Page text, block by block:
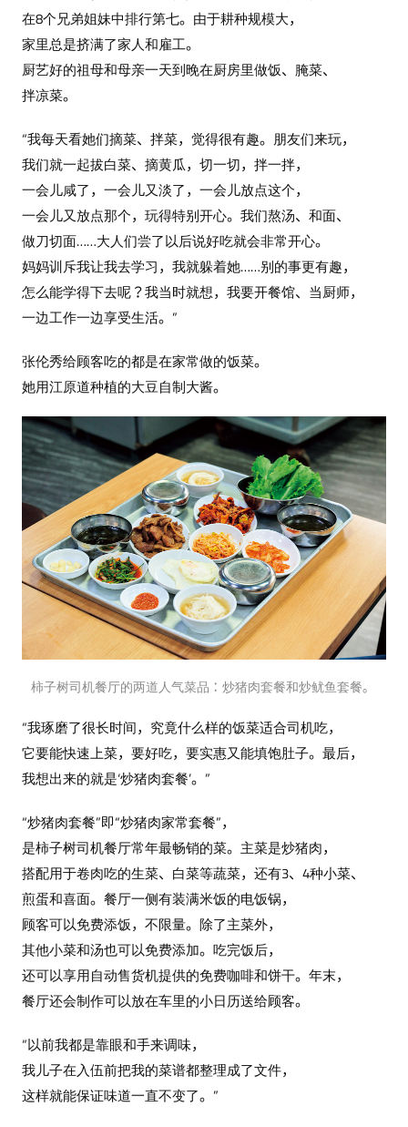
在8个兄弟姐妹中排行第七。由于耕种规模大，
家里总是挤满了家人和雇工。
厨艺好的祖母和母亲一天到晚在厨房里做饭、腌菜、
拌凉菜。
“我每天看她们摘菜、拌菜，觉得很有趣。朋友们来玩，
我们就一起拔白菜、摘黄瓜，切一切，拌一拌，
一会儿咸了，一会儿又淡了，一会儿放点这个，
一会儿又放点那个，玩得特别开心。我们熬汤、和面、
做刀切面……大人们尝了以后说好吃就会非常开心。
妈妈训斥我让我去学习，我就躲着她……别的事更有趣，
怎么能学得下去呢？我当时就想，我要开餐馆、当厨师，
一边工作一边享受生活。”
张伦秀给顾客吃的都是在家常做的饭菜。
她用江原道种植的大豆自制大酱。
柿子树司机餐厅的两道人气菜品：炒猪肉套餐和炒鱿鱼套餐。
“我琢磨了很长时间，究竟什么样的饭菜适合司机吃，
它要能快速上菜，要好吃，要实惠又能填饱肚子。最后，
我想出来的就是‘炒猪肉套餐’。”
“炒猪肉套餐”即“炒猪肉家常套餐”，
是柿子树司机餐厅常年最畅销的菜。主菜是炒猪肉，
搭配用于卷肉吃的生菜、白菜等蔬菜，还有3、4种小菜、
煎蛋和喜面。餐厅一侧有装满米饭的电饭锅，
顾客可以免费添饭，不限量。除了主菜外，
其他小菜和汤也可以免费添加。吃完饭后，
还可以享用自动售货机提供的免费咖啡和饼干。年末，
餐厅还会制作可以放在车里的小日历送给顾客。
“以前我都是靠眼和手来调味，
我儿子在入伍前把我的菜谱都整理成了文件，
这样就能保证味道一直不变了。”